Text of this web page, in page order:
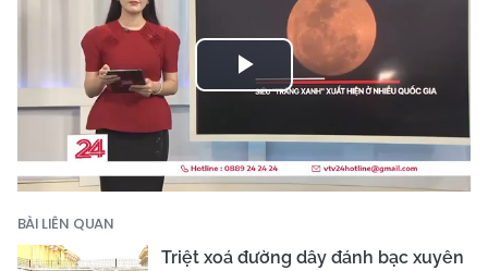
Play
Video
BÀI LIÊN QUAN
Triệt xoá đường dây đánh bạc xuyên